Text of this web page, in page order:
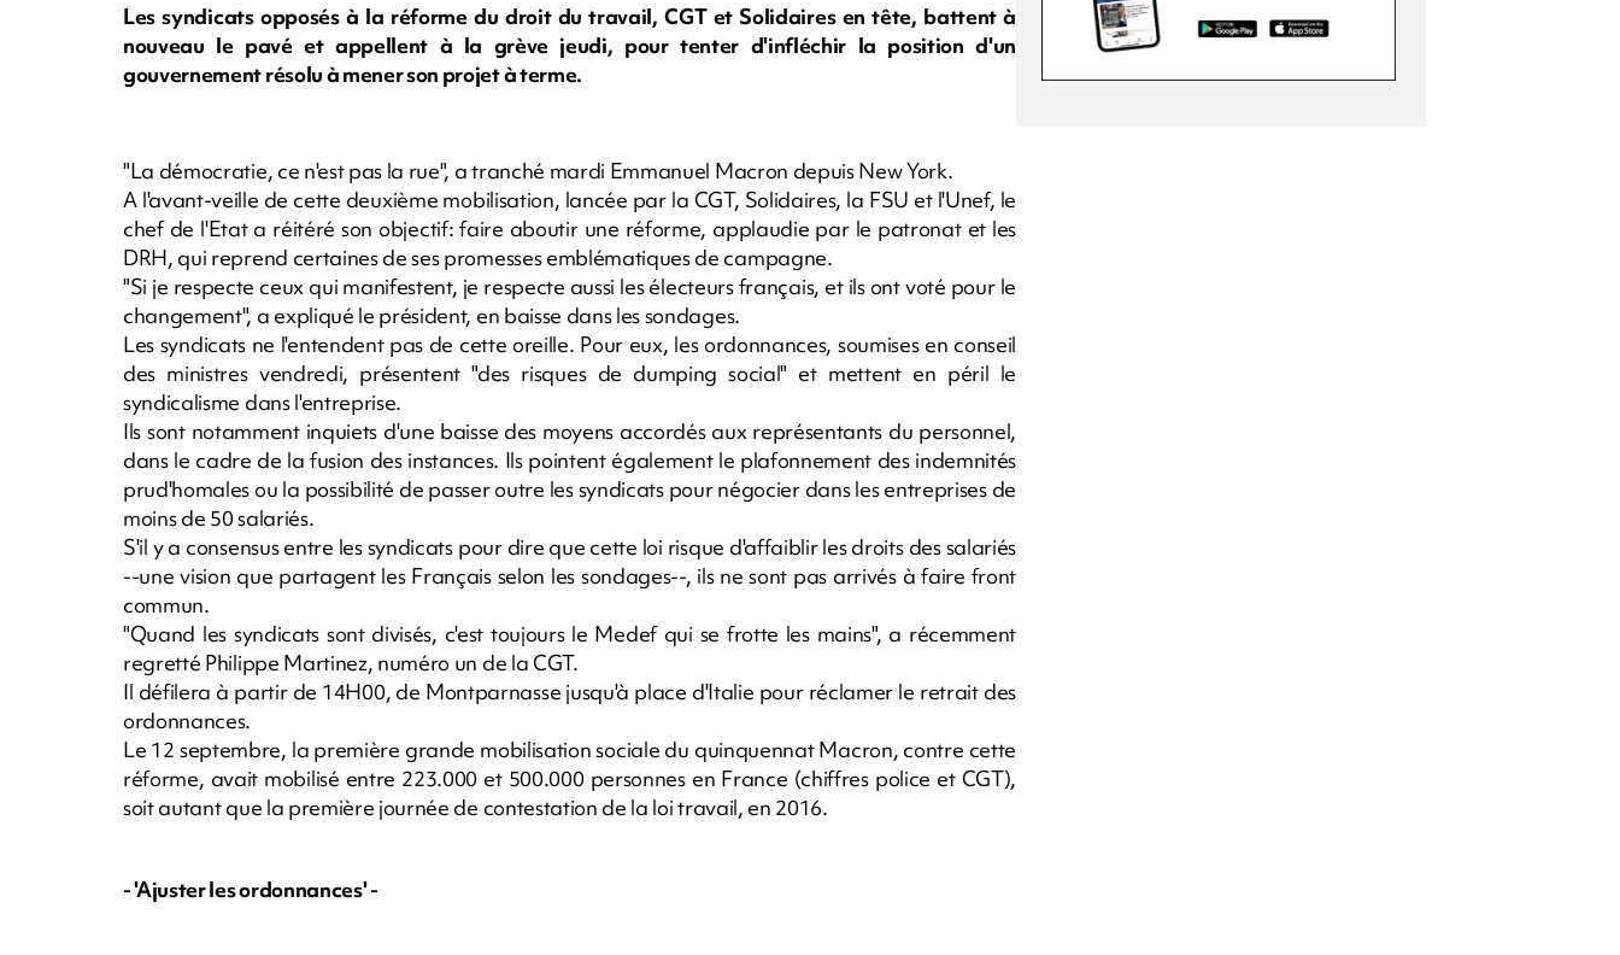
Les syndicats opposés à la réforme du droit du travail, CGT et Solidaires en tête, battent à
nouveau le pavé et appellent à la grève jeudi, pour tenter d'infléchir la position d'un
gouvernement résolu à mener son projet à terme.
"La démocratie, ce n'est pas la rue", a tranché mardi Emmanuel Macron depuis New York.
A l'avant-veille de cette deuxième mobilisation, lancée par la CGT, Solidaires, la FSU et l'Unef, le
chef de l'Etat a réitéré son objectif: faire aboutir une réforme, applaudie par le patronat et les
DRH, qui reprend certaines de ses promesses emblématiques de campagne.
"Si je respecte ceux qui manifestent, je respecte aussi les électeurs français, et ils ont voté pour le
changement", a expliqué le président, en baisse dans les sondages.
Les syndicats ne l'entendent pas de cette oreille. Pour eux, les ordonnances, soumises en conseil
des ministres vendredi, présentent "des risques de dumping social" et mettent en péril le
syndicalisme dans l'entreprise.
Ils sont notamment inquiets d'une baisse des moyens accordés aux représentants du personnel,
dans le cadre de la fusion des instances. Ils pointent également le plafonnement des indemnités
prud'homales ou la possibilité de passer outre les syndicats pour négocier dans les entreprises de
moins de 50 salariés.
S'il y a consensus entre les syndicats pour dire que cette loi risque d'affaiblir les droits des salariés
--une vision que partagent les Français selon les sondages--, ils ne sont pas arrivés à faire front
commun.
"Quand les syndicats sont divisés, c'est toujours le Medef qui se frotte les mains", a récemment
regretté Philippe Martinez, numéro un de la CGT.
Il défilera à partir de 14H00, de Montparnasse jusqu'à place d'Italie pour réclamer le retrait des
ordonnances.
Le 12 septembre, la première grande mobilisation sociale du quinquennat Macron, contre cette
réforme, avait mobilisé entre 223.000 et 500.000 personnes en France (chiffres police et CGT),
soit autant que la première journée de contestation de la loi travail, en 2016.
- 'Ajuster les ordonnances' -